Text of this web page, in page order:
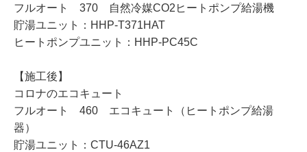
フルオート 370 自然冷媒CO2ヒートポンプ給湯機
貯湯ユニット：HHP-T371HAT
ヒートポンプユニット：HHP-PC45C
【施工後】
コロナのエコキュート
フルオート 460 エコキュート（ヒートポンプ給湯
器）
貯湯ユニット：CTU-46AZ1